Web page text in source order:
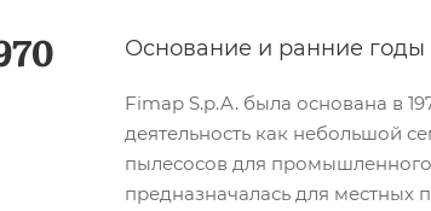
Основание и ранние годы
Fimap S.p.A. была основана в
деятельность как небольшой
пылесосов для
предназначалась для местных